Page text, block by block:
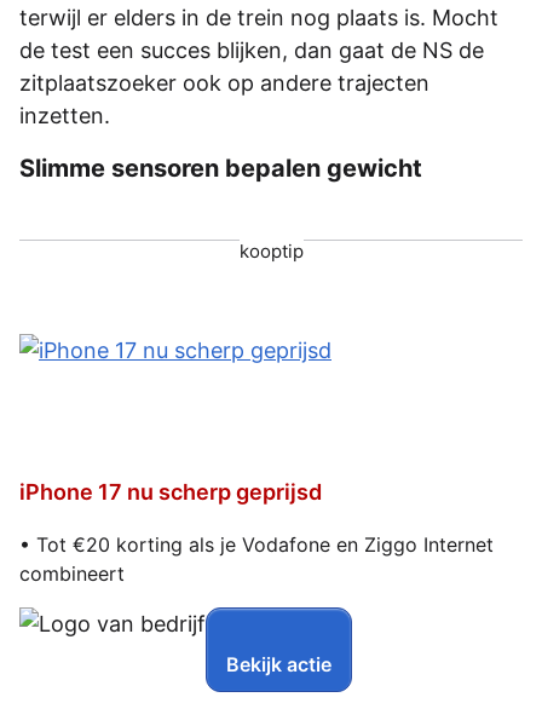
terwijl er elders in de trein nog plaats is. Mocht
de test een succes blijken, dan gaat de NS de
zitplaatszoeker ook op andere trajecten
inzetten.
Slimme sensoren bepalen gewicht
kooptip
iPhone 17 nu scherp geprijsd
• Tot €20 korting als je Vodafone en Ziggo Internet
combineert
Bekijk actie